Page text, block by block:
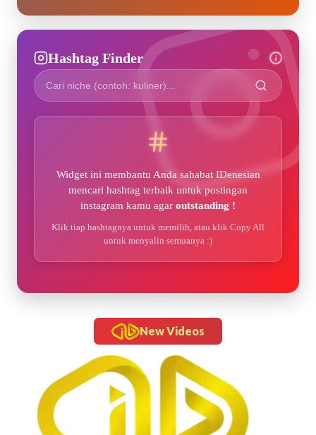
Hashtag Finder
Widget ini membantu Anda sahabat IDenesian
mencari hashtag terbaik untuk postingan
instagram kamu agar outstanding !
Klik tiap hashtagnya untuk memilih, atau klik Copy All
untuk menyalin semuanya :)
New Videos